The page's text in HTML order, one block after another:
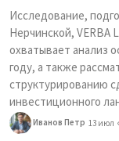
Исследование,
Нерчинской, VERBA
охватывает анализ
году, а также
структурированию
инвестиционного
Иванов Петр 13 июл